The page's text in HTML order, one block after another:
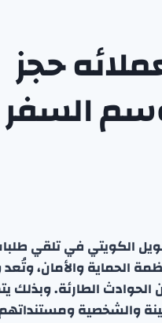
حجز
السفر
الكويتي في تلقي
الحماية والأمان،
الطارئة. وبذلك
والشخصية